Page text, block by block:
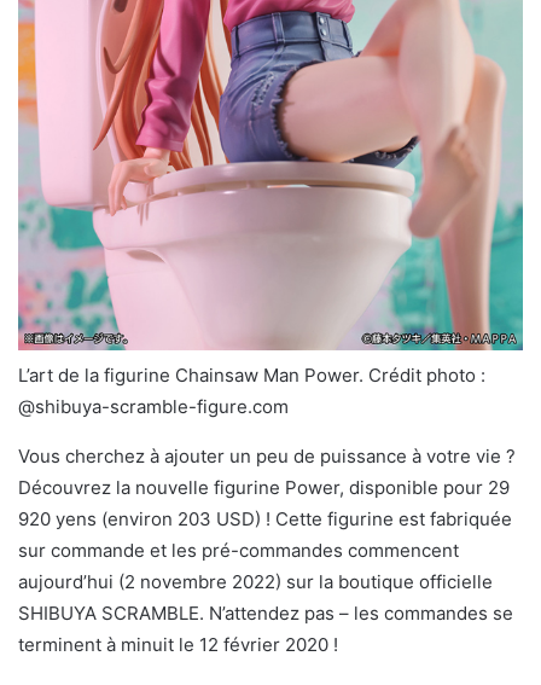
L’art de la figurine Chainsaw Man Power. Crédit photo :
@shibuya-scramble-figure.com
Vous cherchez à ajouter un peu de puissance à votre vie ?
Découvrez la nouvelle figurine Power, disponible pour 29
920 yens (environ 203 USD) ! Cette figurine est fabriquée
sur commande et les pré-commandes commencent
aujourd’hui (2 novembre 2022) sur la boutique officielle
SHIBUYA SCRAMBLE. N’attendez pas – les commandes se
terminent à minuit le 12 février 2020 !